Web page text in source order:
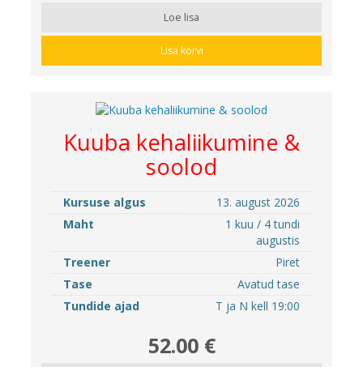
Loe lisa
Lisa korvi
Kuuba kehaliikumine &
soolod
Kursuse algus
13. august 2026
Maht
1 kuu / 4 tundi
augustis
Treener
Piret
Tase
Avatud tase
Tundide ajad
T ja N kell 19:00
52.00 €